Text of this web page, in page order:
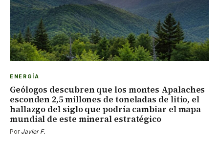
ENERGÍA
Geólogos descubren que los montes Apalaches
esconden 2,5 millones de toneladas de litio, el
hallazgo del siglo que podría cambiar el mapa
mundial de este mineral estratégico
Por Javier F.